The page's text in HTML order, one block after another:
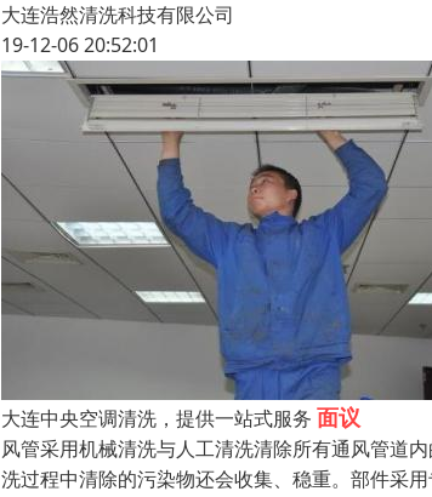
大连浩然清洗科技有限公司
19-12-06 20:52:01
大连中央空调清洗，提供一站式服务 面议
风管采用机械清洗与人工清洗清除所有通风管道
洗过程中清除的污染物还会收集、稳重。部件采